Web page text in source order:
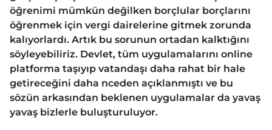
öğrenimi mümkün değilken borçlular borçlarını
öğrenmek için vergi dairelerine gitmek zorunda
kalıyorlardı. Artık bu sorunun ortadan kalktığını
söyleyebiliriz. Devlet, tüm uygulamalarını online
platforma taşıyıp vatandaşı daha rahat bir hale
getireceğini daha nceden açıklanmıştı ve bu
sözün arkasından beklenen uygulamalar da yavaş
yavaş bizlerle buluşturuluyor.